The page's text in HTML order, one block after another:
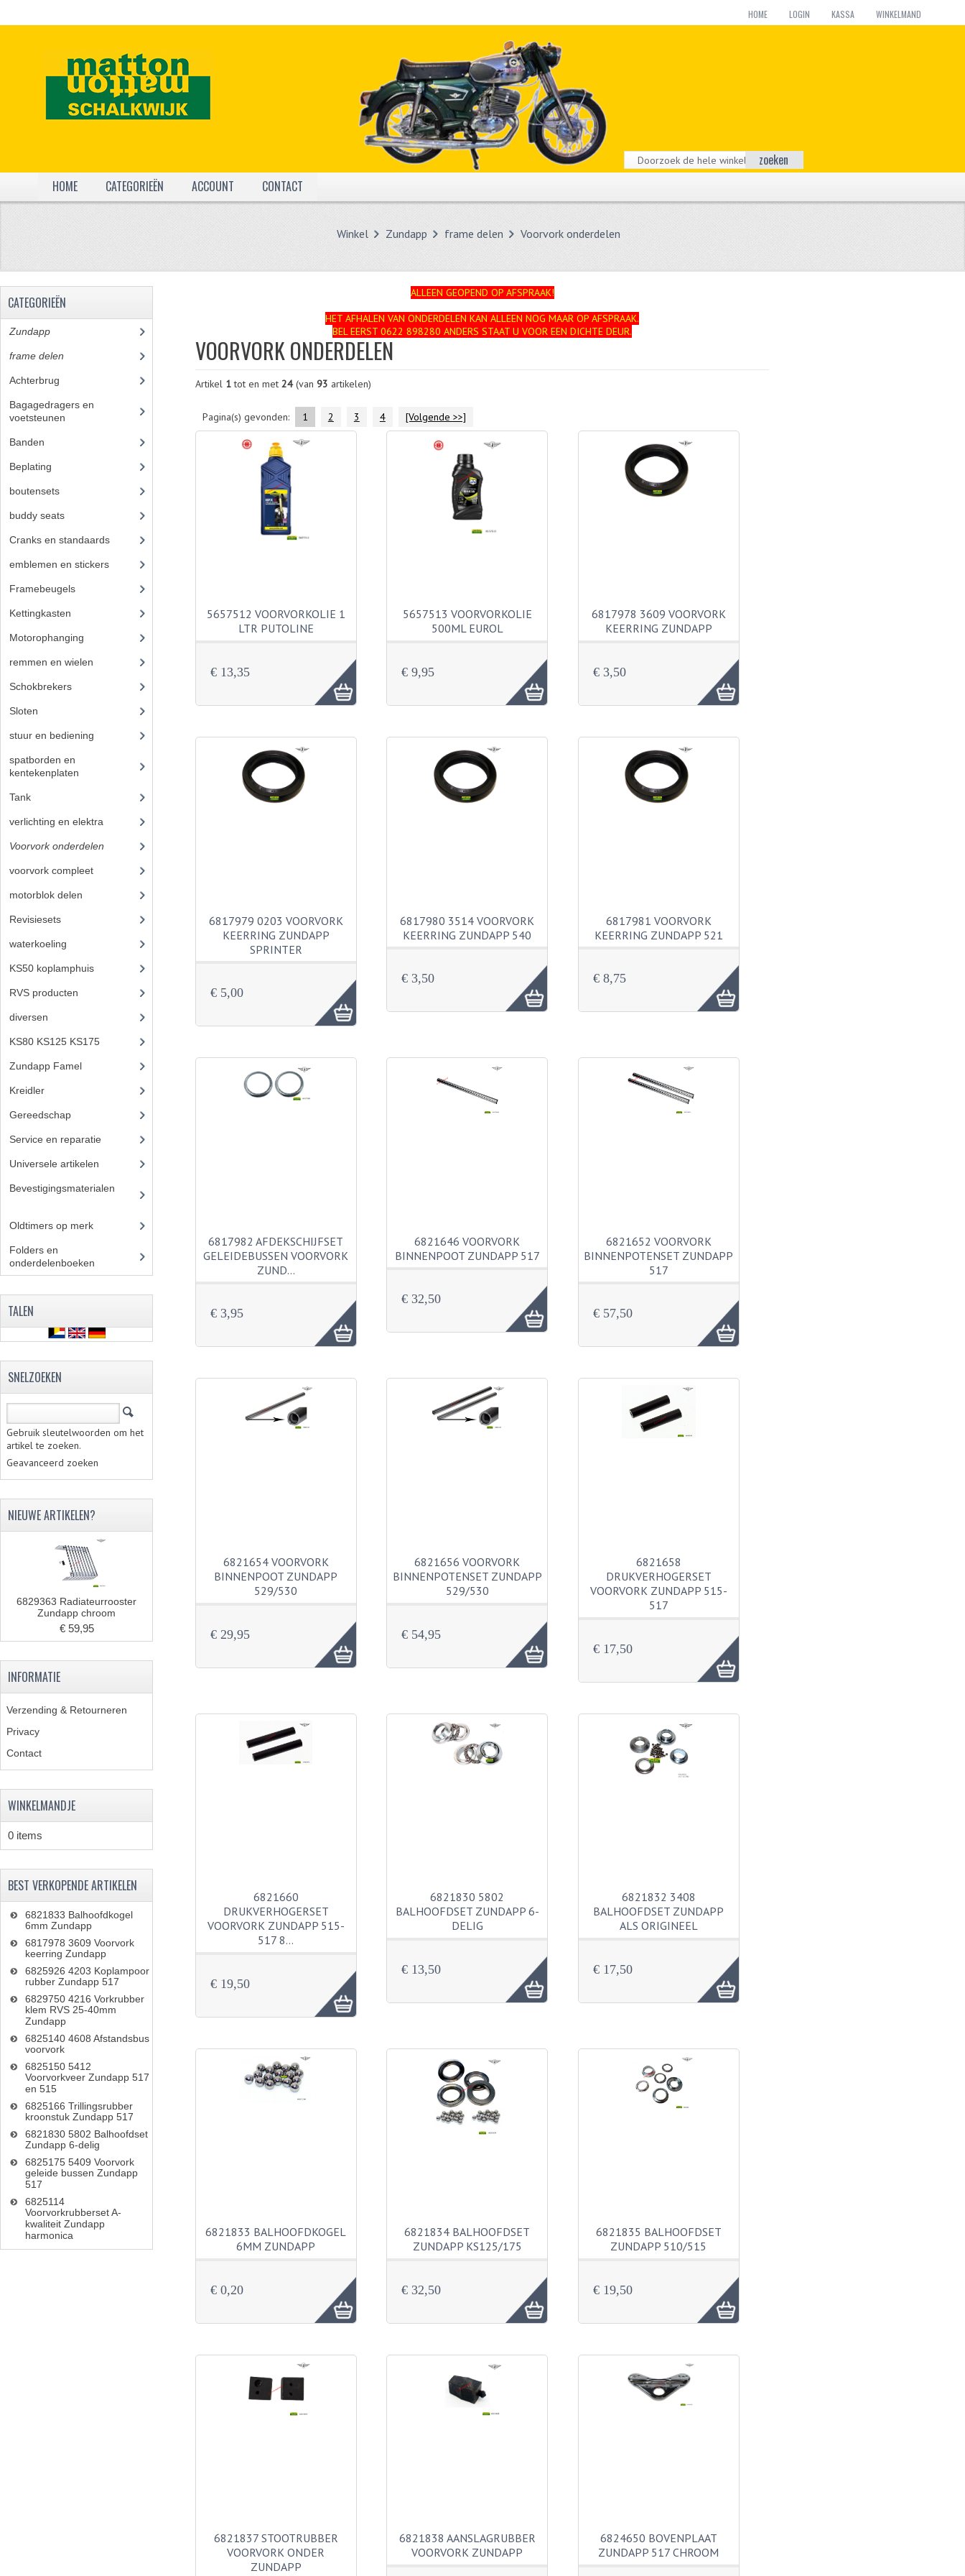
HOME LOGIN KASSA WINKELMAND
zoeken
HOME
CATEGORIEËN ACCOUNT CONTACT
Winkel Zundapp frame delen Voorvork onderdelen
ALLEEN GEOPEND OP AFSPRAAK!
HET AFHALEN VAN ONDERDELEN KAN ALLEEN NOG MAAR OP AFSPRAAK.
BEL EERST 0622 898280 ANDERS STAAT U VOOR EEN DICHTE DEUR.
VOORVORK ONDERDELEN
Artikel 1tot en met 24(van 93 artikelen)
Pagina(s) gevonden: 1 2 3 4 [Volgende >>]
5657512 VOORVORKOLIE 1
LTR PUTOLINE
€ 13,35
5657513 VOORVORKOLIE
500ML EUROL
€ 9,95
6817978 3609 VOORVORK
KEERRING ZUNDAPP
€ 3,50
6817979 0203 VOORVORK
KEERRING ZUNDAPP
SPRINTER
€ 5,00
6817980 3514 VOORVORK
KEERRING ZUNDAPP 540
€ 3,50
6817981 VOORVORK
KEERRING ZUNDAPP 521
€ 8,75
6817982 AFDEKSCHIJFSET
GELEIDEBUSSEN VOORVORK
ZUND…
€ 3,95
6821646 VOORVORK
BINNENPOOT ZUNDAPP 517
€ 32,50
6821652 VOORVORK
BINNENPOTENSET ZUNDAPP
517
€ 57,50
6821654 VOORVORK
BINNENPOOT ZUNDAPP
529/530
€ 29,95
6821656 VOORVORK
BINNENPOTENSET ZUNDAPP
529/530
€ 54,95
6821658
DRUKVERHOGERSET
VOORVORK ZUNDAPP 515-
517
€ 17,50
6821660
DRUKVERHOGERSET
VOORVORK ZUNDAPP 515-
517 8…
€ 19,50
6821830 5802
BALHOOFDSET ZUNDAPP 6-
DELIG
€ 13,50
6821832 3408
BALHOOFDSET ZUNDAPP
ALS ORIGINEEL
€ 17,50
6821833 BALHOOFDKOGEL
6MM ZUNDAPP
€ 0,20
6821834 BALHOOFDSET
ZUNDAPP KS125/175
€ 32,50
6821835 BALHOOFDSET
ZUNDAPP 510/515
€ 19,50
6821837 STOOTRUBBER
VOORVORK ONDER
ZUNDAPP
6821838 AANSLAGRUBBER
VOORVORK ZUNDAPP
6824650 BOVENPLAAT
ZUNDAPP 517 CHROOM
CATEGORIEËN
Zundapp
frame delen
Achterbrug
Bagagedragers en
voetsteunen
Banden
Beplating
boutensets
buddy seats
Cranks en standaards
emblemen en stickers
Framebeugels
Kettingkasten
Motorophanging
remmen en wielen
Schokbrekers
Sloten
stuur en bediening
spatborden en
kentekenplaten
Tank
verlichting en elektra
Voorvork onderdelen
voorvork compleet
motorblok delen
Revisiesets
waterkoeling
KS50 koplamphuis
RVS producten
diversen
KS80 KS125 KS175
Zundapp Famel
Kreidler
Gereedschap
Service en reparatie
Universele artikelen
Bevestigingsmaterialen
Oldtimers op merk
Folders en
onderdelenboeken
TALEN
SNELZOEKEN
Gebruik sleutelwoorden om het
artikel te zoeken.
Geavanceerd zoeken
NIEUWE ARTIKELEN?
6829363 Radiateurrooster
Zundapp chroom
€ 59,95
INFORMATIE
Verzending & Retourneren
Privacy
Contact
WINKELMANDJE
0 items
BEST VERKOPENDE ARTIKELEN
6821833 Balhoofdkogel
6mm Zundapp
6817978 3609 Voorvork
keerring Zundapp
6825926 4203 Koplampoor
rubber Zundapp 517
6829750 4216 Vorkrubber
klem RVS 25-40mm
Zundapp
6825140 4608 Afstandsbus
voorvork
6825150 5412
Voorvorkveer Zundapp 517
en 515
6825166 Trillingsrubber
kroonstuk Zundapp 517
6821830 5802 Balhoofdset
Zundapp 6-delig
6825175 5409 Voorvork
geleide bussen Zundapp
517
6825114
Voorvorkrubberset A-
kwaliteit Zundapp
harmonica